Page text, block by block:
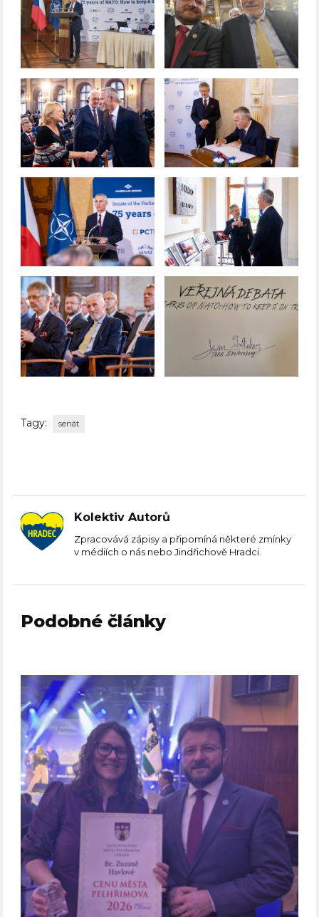
Tagy: senát
Kolektiv Autorů
Zpracovává zápisy a připomíná některé zmínky
v médiích o nás nebo Jindřichově Hradci.
Podobné články